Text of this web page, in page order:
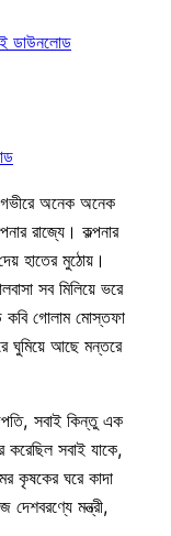
ডাউনলোড
অনেক অনেক
রাজ্যে। কল্পনার
হাতের মুঠোয়।
সব মিলিয়ে ভরে
কবি গোলাম মোস্তফা
ঘুমিয়ে আছে মন্তরে
সবাই কিন্তু এক
সবাই যাকে,
কৃষকের ঘরে কাদা
মন্ত্রী,